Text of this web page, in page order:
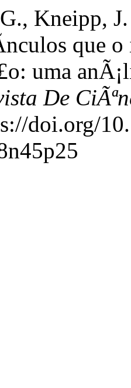
Kneipp,
que
uma
De
doi.org/